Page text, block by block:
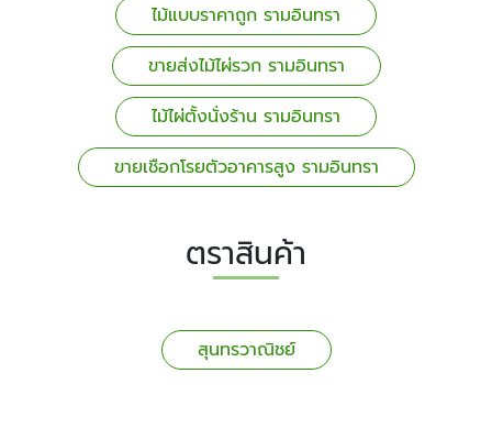
ไม้แบบราคาถูก รามอินทรา
ขายส่งไม้ไผ่รวก รามอินทรา
ไม้ไผ่ตั้งนั่งร้าน รามอินทรา
ขายเชือกโรยตัวอาคารสูง รามอินทรา
ตราสินค้า
สุนทรวาณิชย์